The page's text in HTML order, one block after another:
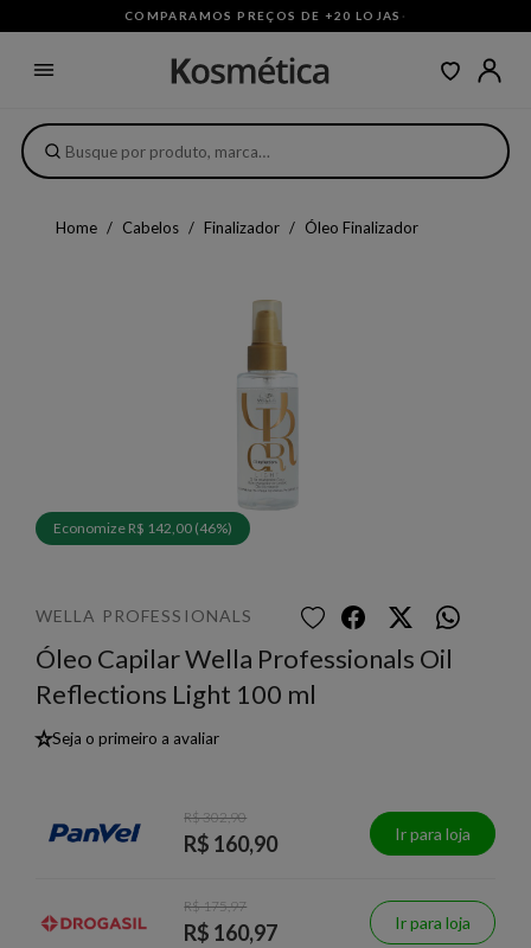
COMPARAMOS PREÇOS DE +20 LOJAS ·
Home Cabelos Finalizador Óleo Finalizador
Economize R$ 142,00 (46%)
WELLA PROFESSIONALS
Óleo Capilar Wella Professionals Oil
Reflections Light 100 ml
★Seja o primeiro a avaliar
R$ 302,90
R$ 160,90 Ir para loja
R$ 175,97
R$ 160,97 Ir para loja